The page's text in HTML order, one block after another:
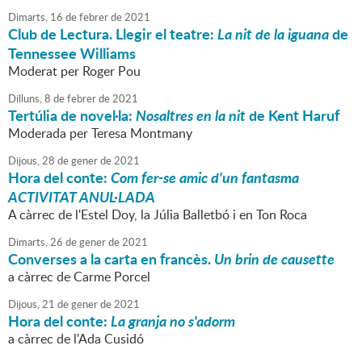
Dimarts, 16 defebrerde2021
Club de Lectura. Llegir el teatre:La nit de la iguanade
Tennessee Williams
Moderat per Roger Pou
Dilluns,8 defebrerde2021
Tertúlia de novel·la:Nosaltres en la nitde Kent Haruf
Moderada per Teresa Montmany
Dijous,28 degenerde2021
Hora del conte:Com fer-se amic d'un fantasma
ACTIVITAT ANUL·LADA
A càrrec de l'Estel Doy, la Júlia Balletbó i en Ton Roca
Dimarts,26 degenerde2021
Converses a la carta en francès.Un brin de causette
a càrrec de Carme Porcel
Dijous,21 degenerde2021
Hora del conte:La granja no s'adorm
a càrrec de l'Ada Cusidó